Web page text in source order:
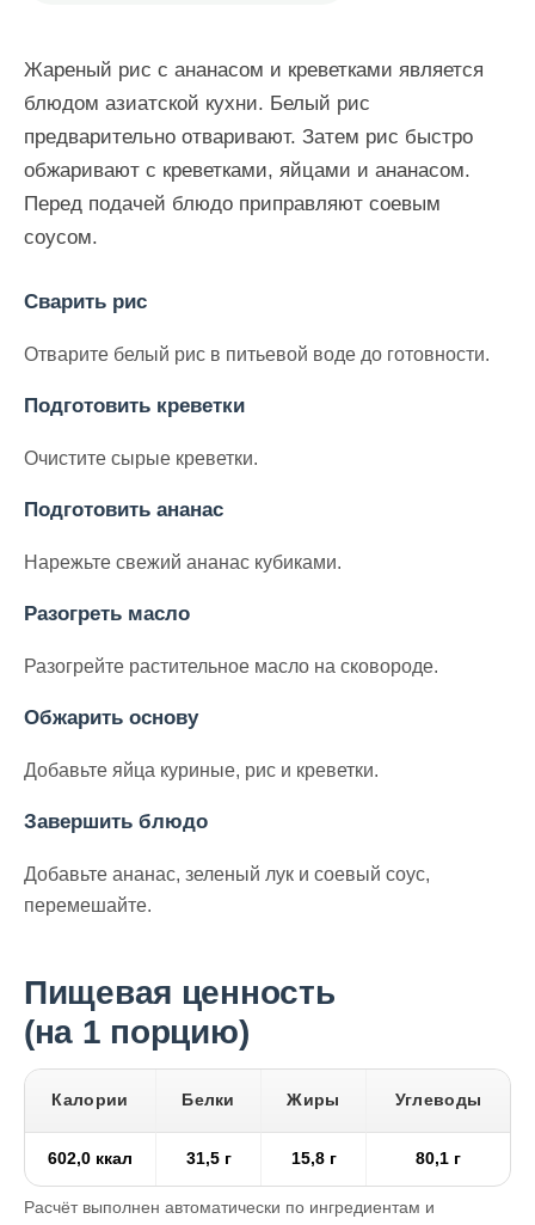
Жареный рис с ананасом и креветками является
блюдом азиатской кухни. Белый рис
предварительно отваривают. Затем рис быстро
обжаривают с креветками, яйцами и ананасом.
Перед подачей блюдо приправляют соевым
соусом.
Сварить рис
Отварите белый рис в питьевой воде до готовности.
Подготовить креветки
Очистите сырые креветки.
Подготовить ананас
Нарежьте свежий ананас кубиками.
Разогреть масло
Разогрейте растительное масло на сковороде.
Обжарить основу
Добавьте яйца куриные, рис и креветки.
Завершить блюдо
Добавьте ананас, зеленый лук и соевый соус,
перемешайте.
Пищевая ценность
(на 1 порцию)
Калории Белки Жиры Углеводы
602,0 ккал 31,5 г 15,8 г 80,1 г
Расчёт выполнен автоматически по ингредиентам и